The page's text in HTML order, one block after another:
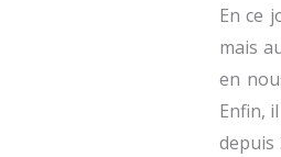
En ce
mais
en
Enfin,
depuis